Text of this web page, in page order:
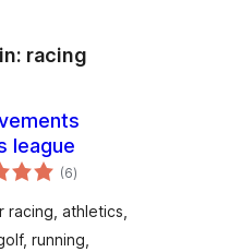
racing
league
(6total
de
)
athletics,
running,